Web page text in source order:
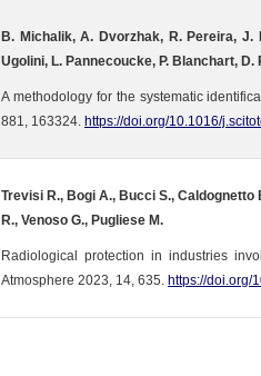
B. Michalik, A. Dvorzhak, R. Pereira, J.
Ugolini, L. Pannecoucke, P. Blanchart,
A methodology for the systematic
881, 163324. https://doi.org/10.1016/
Trevisi R., Bogi A., Bucci S., Caldognetto
R., Venoso G., Pugliese M.
Radiological protection in industries
Atmosphere 2023, 14, 635. https://doi.org/